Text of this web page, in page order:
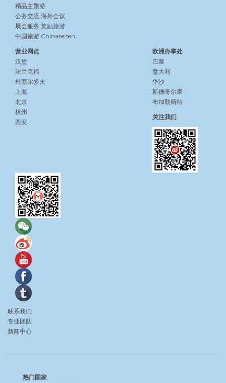
精品主题游
公务交流 海外会议
展会服务 奖励旅游
中国旅游 Chinareisen
营业网点
汉堡
法兰克福
杜塞尔多夫
上海
北京
杭州
西安
欧洲办事处
巴黎
意大利
华沙
斯德哥尔摩
布加勒斯特
关注我们
联系我们
专业团队
新闻中心
热门国家